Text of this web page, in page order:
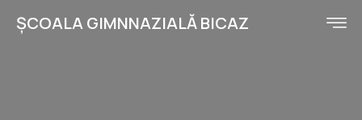
ȘCOALA GIMNNAZIALĂ BICAZ